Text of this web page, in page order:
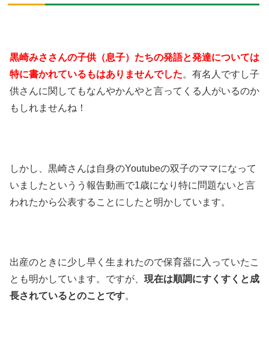
黒崎みささんの子供（息子）たちの発語と発達については
特に書かれているもはありませんでした。有名人ですし子
供さんに関してもなんやかんやと言ってくる人がいるのか
もしれませんね！
しかし、黒崎さんは自身のYoutubeの双子のママになって
いましたというう報告動画で1歳になり特に問題ないと言
われたから公表することにしたと明かしています。
出産のときに少し早く生まれたので保育器に入っていたこ
とも明かしています。ですが、 現在は順調にすくすくと成
長されているとのことです。